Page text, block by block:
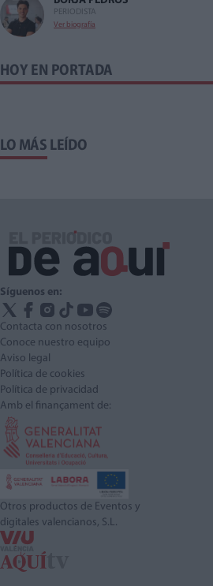
PERIODISTA
Ver biografía
HOY EN PORTADA
LO MÁS LEÍDO
Síguenos en:
Contacta con nosotros
Conoce nuestro equipo
Aviso legal
Política de cookies
Política de privacidad
Amb el finançament de:
Otros productos de Eventos y
digitales valencianos, S.L.